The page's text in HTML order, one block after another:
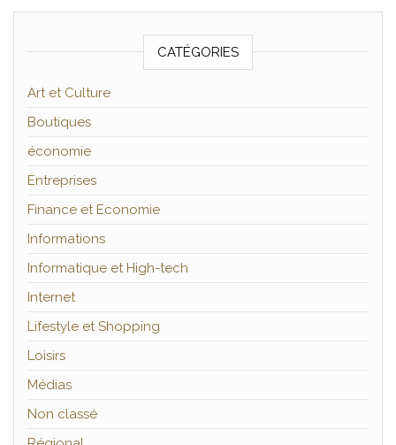
CATÉGORIES
Art et Culture
Boutiques
économie
Entreprises
Finance et Economie
Informations
Informatique et High-tech
Internet
Lifestyle et Shopping
Loisirs
Médias
Non classé